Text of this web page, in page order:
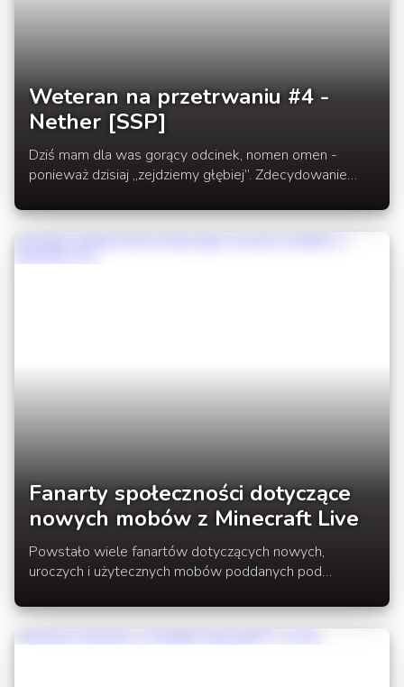
Weteran na przetrwaniu #4 -
Nether [SSP]
Dziś mam dla was gorący odcinek, nomen omen -
ponieważ dzisiaj „zejdziemy głębiej”. Zdecydowanie
Fanarty społeczności dotyczące
nowych mobów z Minecraft Live
Powstało wiele fanartów dotyczących nowych,
uroczych i użytecznych mobów poddanych pod
przedstawimy część z nich.